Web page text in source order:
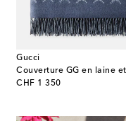
Gucci
CHF 1 350
original price